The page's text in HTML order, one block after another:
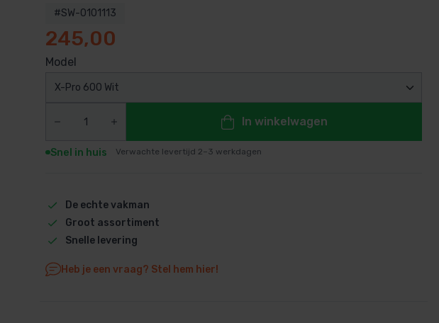
Explorer onderdelen
Explorer Plus onderdelen
F40 onderdelen
M5 Bio onderdelen
M600 onderdelen
S100 onderdelen
S200 onderdelen
S300i onderdelen
#SW-0101113
245,00
Model
X-Pro 600 Wit
In winkelwagen
Snel in huis Verwachte levertijd 2–3 werkdagen
De echte vakman
Groot assortiment
Snelle levering
Heb je een vraag? Stel hem hier!